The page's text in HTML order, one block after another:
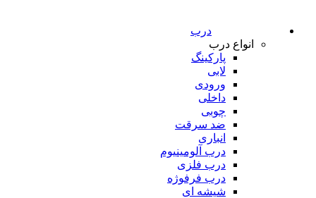
درب
انواع درب
پارکینگ
لابی
ورودی
داخلی
چوبی
ضد سرقت
انباری
درب آلومینیوم
درب فلزی
درب فرفوژه
شیشه ای